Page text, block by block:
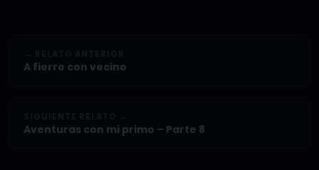
A fierro con vecino
Aventuras con mi primo – Parte 8